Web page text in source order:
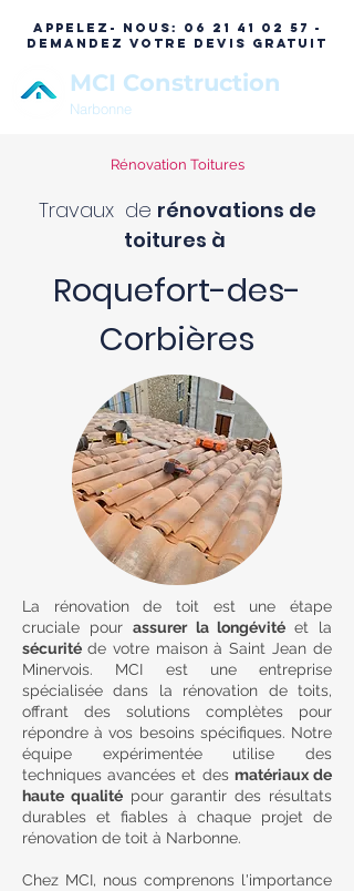
APPELEZ- NOUS:
06 21 41 02 57 -
DEMANDEZ VOTRE DEVIS GRATUIT
MCI Construction
Narbonne
Rénovation Toitures
Travaux de rénovations de
toitures à
Roquefort-des-
Corbières
La rénovation de toit est une étape
cruciale pour assurer la longévitéet la
sécurité de votre maison à Saint Jean de
Minervois. MCI est une entreprise
spécialisée dans la rénovation de toits,
offrant des solutions complètes pour
répondre à vos besoins spécifiques. Notre
équipe expérimentée utilise des
techniques avancées et des matériaux de
haute qualitépour garantir des résultats
durables et fiables à chaque projet de
rénovation de toit à Narbonne.
Chez MCI, nous comprenons l'importance